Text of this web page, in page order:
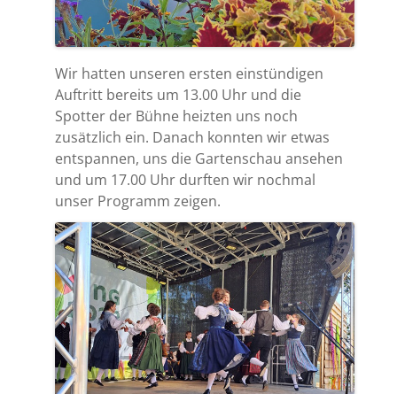
Wir hatten unseren ersten einstündigen
Auftritt bereits um 13.00 Uhr und die
Spotter der Bühne heizten uns noch
zusätzlich ein. Danach konnten wir etwas
entspannen, uns die Gartenschau ansehen
und um 17.00 Uhr durften wir nochmal
unser Programm zeigen.